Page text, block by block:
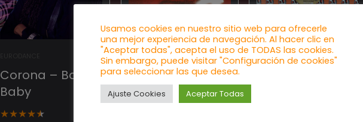
Corona – Baby
Baby
★★★★★
EUROHOUSE
Gigi D’Agostino ‎–
La Passion
ITALODANCE
Usamos cookies en nuestro sitio web para ofrecerle
una mejor experiencia de navegación. Al hacer clic en
"Aceptar todas", acepta el uso de TODAS las cookies.
Sin embargo, puede visitar "Configuración de cookies"
para seleccionar las que desea.
Ajuste Cookies Aceptar Todas